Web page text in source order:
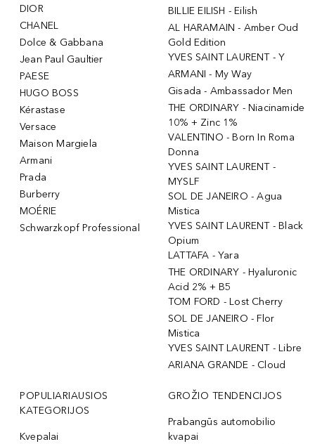
DIOR
CHANEL
Dolce & Gabbana
Jean Paul Gaultier
PAESE
HUGO BOSS
Kérastase
Versace
Maison Margiela
Armani
Prada
Burberry
MOÉRIE
Schwarzkopf Professional
BILLIE EILISH - Eilish
AL HARAMAIN - Amber Oud
Gold Edition
YVES SAINT LAURENT - Y
ARMANI - My Way
Gisada - Ambassador Men
THE ORDINARY - Niacinamide
10% + Zinc 1%
VALENTINO - Born In Roma
Donna
YVES SAINT LAURENT -
MYSLF
SOL DE JANEIRO - Agua
Mistica
YVES SAINT LAURENT - Black
Opium
LATTAFA - Yara
THE ORDINARY - Hyaluronic
Acid 2% + B5
TOM FORD - Lost Cherry
SOL DE JANEIRO - Flor
Mistica
YVES SAINT LAURENT - Libre
ARIANA GRANDE - Cloud
POPULIARIAUSIOS
KATEGORIJOS
Kvepalai
GROŽIO TENDENCIJOS
Prabangūs automobilio
kvapai